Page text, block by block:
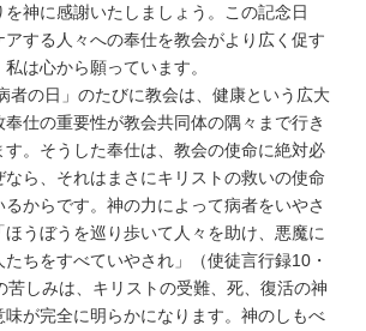
神に感謝いたしましょう。この記念日
する人々への奉仕を教会がより広く促す
は心から願っています。
の日」のたびに教会は、健康という広大
仕の重要性が教会共同体の隅々まで行き
す。そうした奉仕は、教会の使命に絶対必
ら、それはまさにキリストの救いの使命
からです。神の力によって病者をいやさ
うぼうを巡り歩いて人々を助け、悪魔に
ちをすべていやされ」（使徒言行録10・
苦しみは、キリストの受難、死、復活の神
が完全に明らかになります。神のしもべ